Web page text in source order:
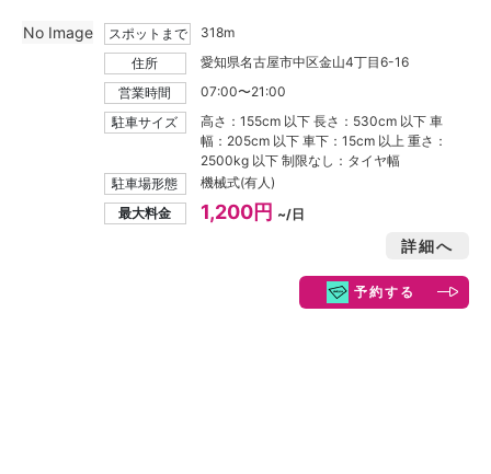
スポットまで
318m
住所
愛知県名古屋市中区金山4丁目6-16
営業時間
07:00〜21:00
駐車サイズ
高さ：155cm 以下 長さ：530cm 以下 車
幅：205cm 以下 車下：15cm 以上 重さ：
2500kg 以下 制限なし：タイヤ幅
駐車場形態
機械式(有人)
最大料金
1,200円 ~/日
詳細へ
予約する
No Image